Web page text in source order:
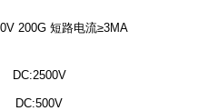
200G 短路电流≥3MA
DC:2500V
DC:500V